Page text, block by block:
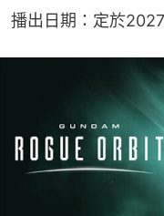
播出日期：定於